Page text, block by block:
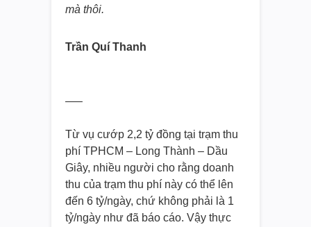
mà thôi.
Trần Quí Thanh
—–
Từ vụ cướp 2,2 tỷ đồng tại trạm thu
phí TPHCM – Long Thành – Dầu
Giây, nhiều người cho rằng doanh
thu của trạm thu phí này có thể lên
đến 6 tỷ/ngày, chứ không phải là 1
tỷ/ngày như đã báo cáo. Vậy thực